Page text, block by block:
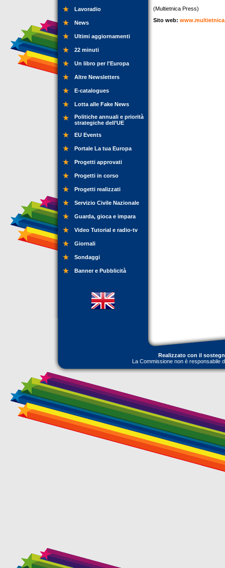
Lavoradio
News
Ultimi aggiornamenti
22 minuti
Un libro per l'Europa
Altre Newsletters
E-catalogues
Lotta alle Fake News
Politiche annuali e priorità
strategiche dell’UE
EU Events
Portale La tua Europa
Progetti approvati
Progetti in corso
Progetti realizzati
Servizio Civile Nazionale
Guarda, gioca e impara
Video Tutorial e radio-tv
Giornali
Sondaggi
Banner e Pubblicità
(Multietnica Press)
Sito web:
Realizzato con il
La Commissione non è responsabile